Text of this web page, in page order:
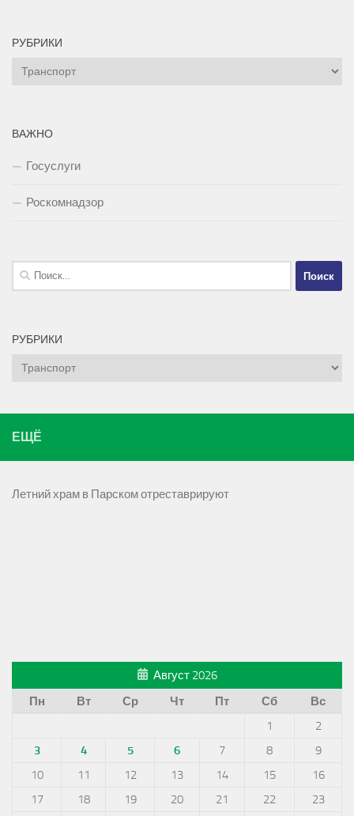
РУБРИКИ
Рубрики
ВАЖНО
Госуслуги
Роскомнадзор
Найти:
РУБРИКИ
Рубрики
ЕЩЁ
Летний храм в Парском отреставрируют
Август 2026
Пн
Вт Ср Чт Пт Сб
Вс
1
2
3
4 5 6 7 8
9
10
11 12 13 14 15
16
17
18 19 20 21 22
23